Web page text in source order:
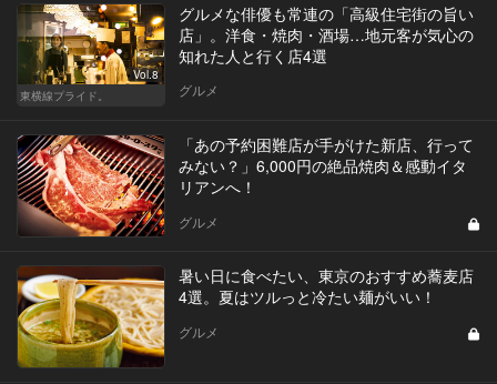
Vol.8
東横線プライド。
グルメな俳優も常連の「高級住宅街の旨い
店」。洋食・焼肉・酒場…地元客が気心の
知れた人と行く店4選
グルメ
「あの予約困難店が手がけた新店、行って
みない？」6,000円の絶品焼肉＆感動イタ
リアンへ！
グルメ
暑い日に食べたい、東京のおすすめ蕎麦店
4選。夏はツルっと冷たい麺がいい！
グルメ